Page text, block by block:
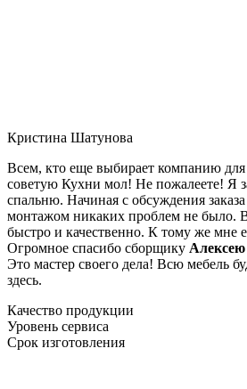
Кристина Шатунова
Всем, кто еще выбирает компанию для
советую Кухни мол! Не пожалеете! Я
спальню. Начиная с обсуждения
монтажом никаких проблем не было.
быстро и качественно. К тому же мне
Огромное спасибо сборщику Алексею
Это мастер своего дела! Всю мебель
здесь.
Качество продукции
Уровень сервиса
Срок изготовления